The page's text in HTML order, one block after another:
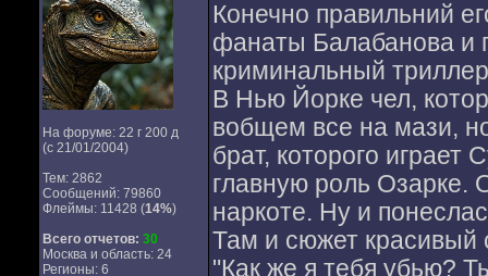
На форуме: 22 г 200 д
(с 21/01/2004)
Тем: 2862
Сообщений: 79860
Флеймы: 11428 (14%)
Всего отчетов: 30
Москва и область: 24
Регионы: 6
Конечно правильний
фанаты Балабанова и
криминальный
В Нью Йорке чел,
вобщем все на мази,
брат, которого играет
главную роль Озарке.
наркоте. Ну и
Там и сюжет красивый
"Как же я тебя убью?